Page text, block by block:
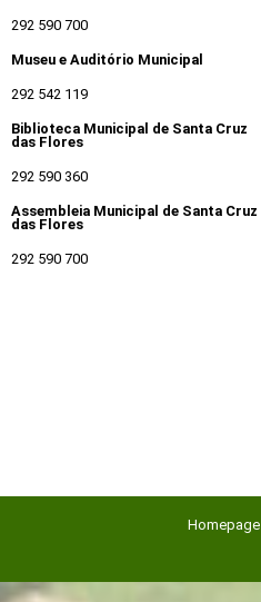
292 590 700
Museu e Auditório Municipal
292 542 119
Biblioteca Municipal de Santa Cruz
das Flores
292 590 360
Assembleia Municipal de Santa Cruz
das Flores
292 590 700
Homepage